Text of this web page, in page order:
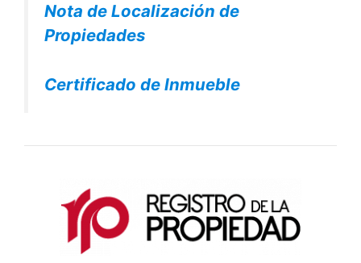
Nota de Localización de
Propiedades
Certificado de Inmueble